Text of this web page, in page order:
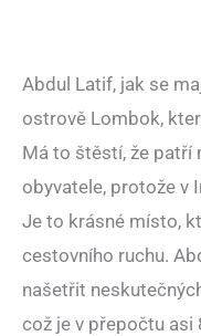
Abdul Latif, jak se
ostrově Lombok,
Má to štěstí, že patří
obyvatele, protože v
Je to krásné místo,
cestovního ruchu.
našetřit
což je v přepočtu asi